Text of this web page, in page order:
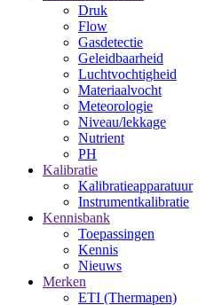
Druk
Flow
Gasdetectie
Geleidbaarheid
Luchtvochtigheid
Materiaalvocht
Meteorologie
Niveau/lekkage
Nutrient
PH
Kalibratie
Kalibratieapparatuur
Instrumentkalibratie
Kennisbank
Toepassingen
Kennis
Nieuws
Merken
ETI (Thermapen)